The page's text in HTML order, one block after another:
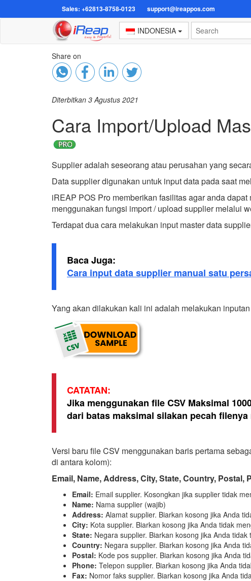
Sales: +62813-8758-0123 support@ireappos.com
INDONESIA
Share on
Diterbitkan 3 Agustus 2021
Cara Import/Upload
Supplier adalah seseorang atau perusahan yang
Data supplier digunakan untuk input data pada saat
iREAP POS Pro memberikan fasilitas agar anda
menggunakan fungsi import / upload supplier melalui
Terdapat dua cara melakukan input master data
Baca Juga:
Cara input data supplier manual satu
Yang akan dilakukan kali ini adalah melakukan
CATATAN:
Jika menggunakan file CSV Maksimal
dari batas maksimal silakan pecah
Versi baru file CSV menggunakan baris pertama
di antara kolom):
Email, Name, Address, City, State, Country, Postal,
Email: Email supplier. Kosongkan jika supplier tidak
Name: Nama supplier (wajib)
Address: Alamat supplier. Biarkan kosong jika Anda
City: Kota supplier. Biarkan kosong jika Anda tidak
State: Negara supplier. Biarkan kosong jika Anda
Country: Negara supplier. Biarkan kosong jika Anda
Postal: Kode pos supplier. Biarkan kosong jika Anda
Phone: Telepon supplier. Biarkan kosong jika Anda
Fax: Nomor faks supplier. Biarkan kosong jika Anda